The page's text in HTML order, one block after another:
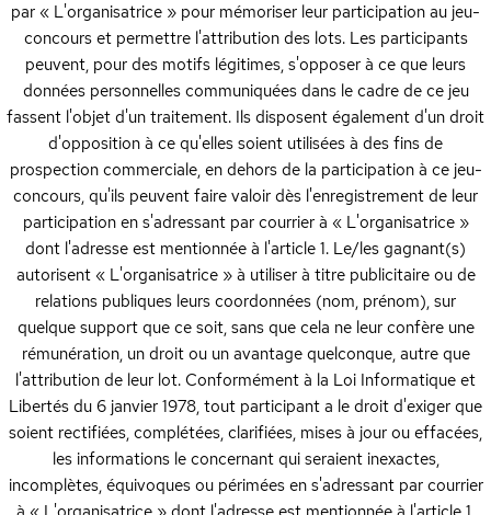
par « L'organisatrice » pour mémoriser leur participation au jeu-
concours et permettre l'attribution des lots. Les participants
peuvent, pour des motifs légitimes, s'opposer à ce que leurs
données personnelles communiquées dans le cadre de ce jeu
fassent l'objet d'un traitement. Ils disposent également d'un droit
d'opposition à ce qu'elles soient utilisées à des fins de
prospection commerciale, en dehors de la participation à ce jeu-
concours, qu'ils peuvent faire valoir dès l'enregistrement de leur
participation en s'adressant par courrier à « L'organisatrice »
dont l'adresse est mentionnée à l'article 1. Le/les gagnant(s)
autorisent « L'organisatrice » à utiliser à titre publicitaire ou de
relations publiques leurs coordonnées (nom, prénom), sur
quelque support que ce soit, sans que cela ne leur confère une
rémunération, un droit ou un avantage quelconque, autre que
l'attribution de leur lot. Conformément à la Loi Informatique et
Libertés du 6 janvier 1978, tout participant a le droit d'exiger que
soient rectifiées, complétées, clarifiées, mises à jour ou effacées,
les informations le concernant qui seraient inexactes,
incomplètes, équivoques ou périmées en s'adressant par courrier